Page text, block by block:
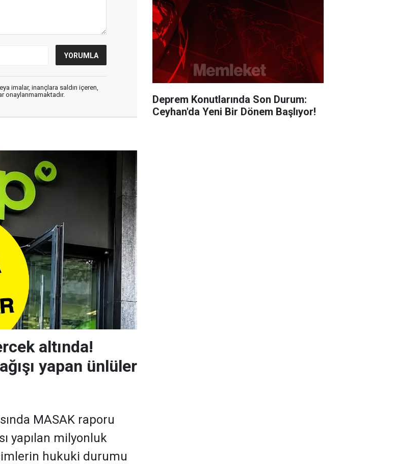
imalar, inançlara saldırı içeren,
onaylanmamaktadır.
altında!
yapan ünlüler
MASAK raporu
yapılan milyonluk
hukuki durumu
Deprem Konutlarında Son Durum:
Ceyhan'da Yeni Bir Dönem Başlıyor!